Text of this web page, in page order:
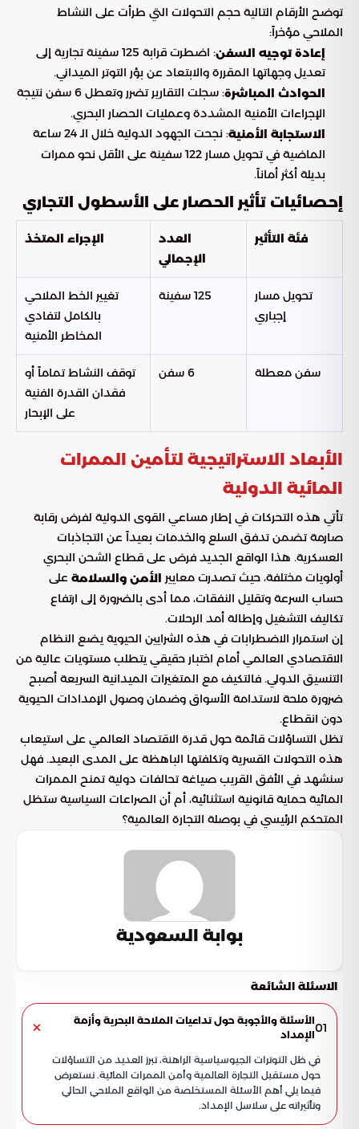
توضح الأرقام التالية حجم التحولات التي طرأت على النشاط
الملاحي مؤخراً:
إعادة توجيه السفن
: اضطرت قرابة 125 سفينة تجارية إلى
تعديل وجهاتها المقررة والابتعاد عن بؤر التوتر الميداني.
الحوادث المباشرة
: سجلت التقارير تضرر وتعطل 6 سفن نتيجة
الإجراءات الأمنية المشددة وعمليات الحصار البحري.
الاستجابة الأمنية
: نجحت الجهود الدولية خلال الـ 24 ساعة
الماضية في تحويل مسار 122 سفينة على الأقل نحو ممرات
بديلة أكثر أماناً.
إحصائيات تأثير الحصار على الأسطول التجاري
فئة التأثير
العدد
الإجمالي
الإجراء المتخذ
تحويل مسار
إجباري
125 سفينة
تغيير الخط الملاحي
بالكامل لتفادي
المخاطر الأمنية
سفن معطلة 6 سفن
توقف النشاط تماماً أو
فقدان القدرة الفنية
على الإبحار
الأبعاد الاستراتيجية لتأمين الممرات
المائية الدولية
تأتي هذه التحركات في إطار مساعي القوى الدولية لفرض رقابة
صارمة تضمن تدفق السلع والخدمات بعيداً عن التجاذبات
العسكرية. هذا الواقع الجديد فرض على قطاع الشحن البحري
أولويات مختلفة، حيث تصدرت معايير الأمن والسلامة على
حساب السرعة وتقليل النفقات، مما أدى بالضرورة إلى ارتفاع
تكاليف التشغيل وإطالة أمد الرحلات.
إن استمرار الاضطرابات في هذه الشرايين الحيوية يضع النظام
الاقتصادي العالمي أمام اختبار حقيقي يتطلب مستويات عالية من
التنسيق الدولي. فالتكيف مع المتغيرات الميدانية السريعة أصبح
ضرورة ملحة لاستدامة الأسواق وضمان وصول الإمدادات الحيوية
دون انقطاع.
تظل التساؤلات قائمة حول قدرة الاقتصاد العالمي على استيعاب
هذه التحولات القسرية وتكلفتها الباهظة على المدى البعيد. فهل
سنشهد في الأفق القريب صياغة تحالفات دولية تمنح الممرات
المائية حماية قانونية استثنائية، أم أن الصراعات السياسية ستظل
المتحكم الرئيسي في بوصلة التجارة العالمية؟
بوابة السعودية
الاسئلة الشائعة
01الأسئلة والأجوبة حول تداعيات الملاحة البحرية وأزمة
الإمداد
في ظل التوترات الجيوسياسية الراهنة، تبرز العديد من التساؤلات
حول مستقبل التجارة العالمية وأمن الممرات المائية. نستعرض
فيما يلي أهم الأسئلة المستخلصة من الواقع الملاحي الحالي
وتأثيراته على سلاسل الإمداد.